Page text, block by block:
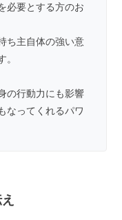
必要とする方のお
ち主自体の強い意
。
の行動力にも影響
なってくれるパワ